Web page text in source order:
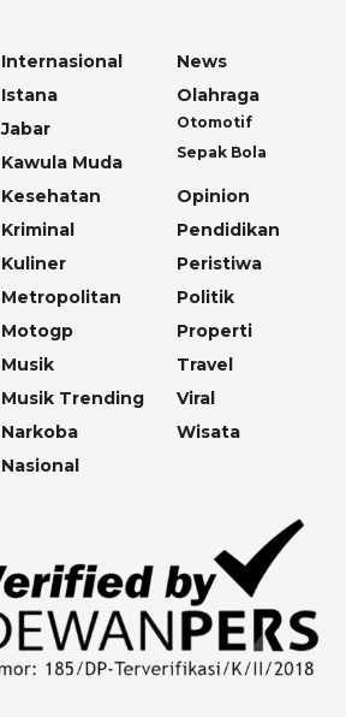
Internasional
Istana
Jabar
Kawula Muda
Kesehatan
Kriminal
Kuliner
Metropolitan
Motogp
Musik
Musik Trending
Narkoba
Nasional
News
Olahraga
Otomotif
Sepak Bola
Opinion
Pendidikan
Peristiwa
Politik
Properti
Travel
Viral
Wisata